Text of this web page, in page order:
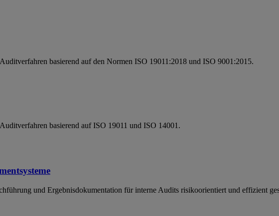
basierend auf den Normen ISO 19011:2018 und ISO 9001:2015.
basierend auf ISO 19011 und ISO 14001.
und Ergebnisdokumentation für interne Audits risikoorientiert und effizient